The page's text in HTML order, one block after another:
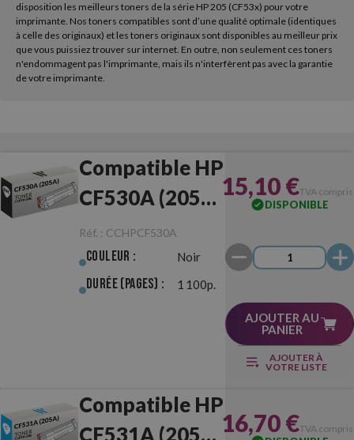
disposition les meilleurs toners de la série HP 205 (CF53x) pour votre
imprimante. Nos toners compatibles sont d’une qualité optimale (identiques
à celle des originaux) et les toners originaux sont disponibles au meilleur prix
que vous puissiez trouver sur internet. En outre, non seulement ces toners
n'endommagent pas l'imprimante, mais ils n'interfèrent pas avec la garantie
de votre imprimante.
Compatible HP
CF530A (205A)
Noir
Réf. : CCHPCF530A
Couleur : Noir
Durée (pages) : 1 100p.
15,10 €TVA
DISPONIBLE
AJOUTER AU
PANIER
AJOUTER À
VOTRE LISTE
Compatible HP
CF531A (205A) 16,70 €TVA